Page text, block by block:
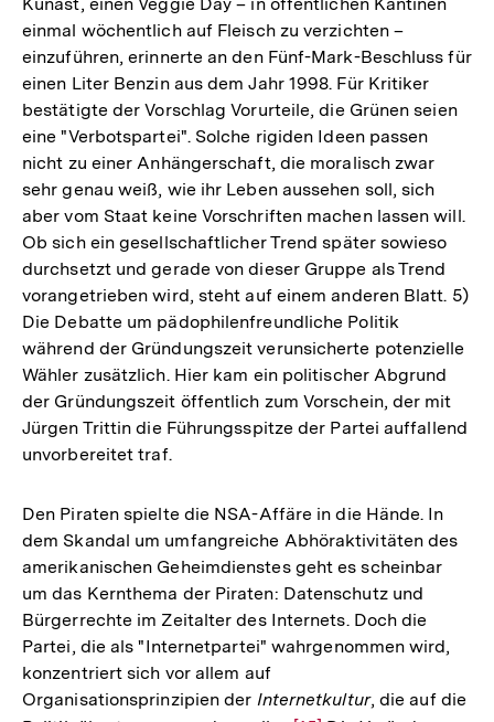
einmal wöchentlich auf Fleisch zu verzichten –
einzuführen, erinnerte an den Fünf-Mark-Beschluss für
einen Liter Benzin aus dem Jahr 1998. Für Kritiker
bestätigte der Vorschlag Vorurteile, die Grünen seien
eine "Verbotspartei". Solche rigiden Ideen passen
nicht zu einer Anhängerschaft, die moralisch zwar
sehr genau weiß, wie ihr Leben aussehen soll, sich
aber vom Staat keine Vorschriften machen lassen will.
Ob sich ein gesellschaftlicher Trend später sowieso
durchsetzt und gerade von dieser Gruppe als Trend
vorangetrieben wird, steht auf einem anderen Blatt. 5)
Die Debatte um pädophilenfreundliche Politik
während der Gründungszeit verunsicherte potenzielle
Wähler zusätzlich. Hier kam ein politischer Abgrund
der Gründungszeit öffentlich zum Vorschein, der mit
Jürgen Trittin die Führungsspitze der Partei auffallend
unvorbereitet traf.
Den Piraten spielte die NSA-Affäre in die Hände. In
dem Skandal um umfangreiche Abhöraktivitäten des
amerikanischen Geheimdienstes geht es scheinbar
um das Kernthema der Piraten: Datenschutz und
Bürgerrechte im Zeitalter des Internets. Doch die
Partei, die als "Internetpartei" wahrgenommen wird,
konzentriert sich vor allem auf
Organisationsprinzipien der Internetkultur, die auf die